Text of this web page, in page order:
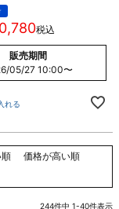
税込
販売期間
05/27 10:00〜
れる
価格が高い順
244件中 1-40件表示